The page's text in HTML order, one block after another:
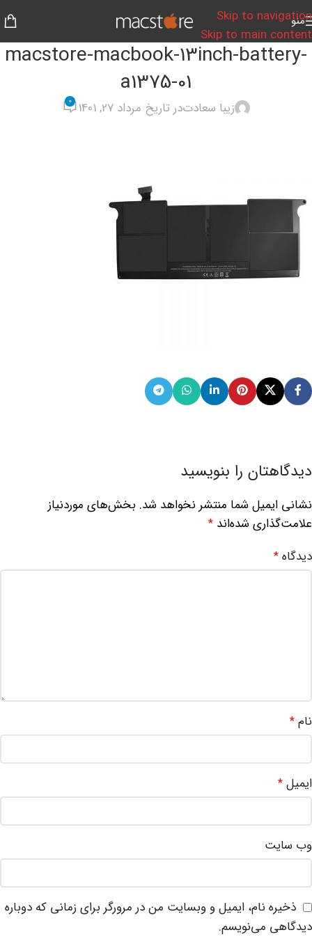
Skip to navigation
Skip to main content
منو
macstore-macbook-13inch-battery-
a1375-01
زیبا سعادتدر تاریخ مرداد 27, 1401 0
دیدگاهتان را بنویسید
نشانی ایمیل شما منتشر نخواهد شد. بخش‌های موردنیاز
علامت‌گذاری شده‌اند *
دیدگاه *
نام *
ایمیل *
وب‌ سایت
ذخیره نام، ایمیل و وبسایت من در مرورگر برای زمانی که دوباره
دیدگاهی می‌نویسم.